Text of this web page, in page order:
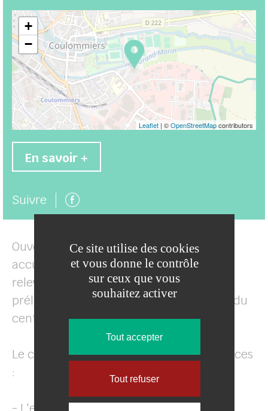
+
−
Leaflet | ©OpenStreetMapcontributors
En savoir +
Suivre
Ouvert depuis 2006, le complexe vous
accueille tout au long de l’année. Venez
relever des défis aquatiques ou vous
prélasser au sein d’un des deux espaces du
centre.
Le complexe s'organise autour de 2 espaces
:
Ce site utilise des cookies
et vous donne le contrôle
sur ceux que vous
souhaitez activer
Tout accepter
Tout refuser